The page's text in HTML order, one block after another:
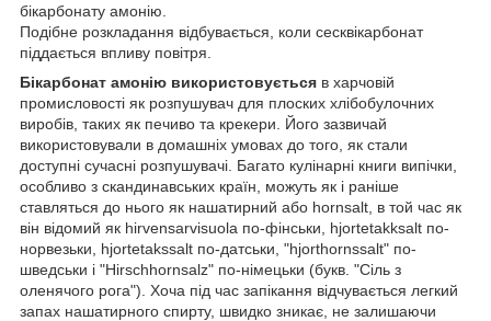
бікарбонату амонію.
Подібне розкладання відбувається, коли сесквікарбонат
піддається впливу повітря.
Бікарбонат амонію використовується в харчовій
промисловості як розпушувач для плоских хлібобулочних
виробів, таких як печиво та крекери. Його зазвичай
використовували в домашніх умовах до того, як стали
доступні сучасні розпушувачі. Багато кулінарні книги випічки,
особливо з скандинавських країн, можуть як і раніше
ставляться до нього як нашатирний або hornsalt, в той час як
він відомий як hirvensarvisuola по-фінськи, hjortetakksalt по-
норвезьки, hjortetakssalt по-датськи, "hjorthornssalt" по-
шведськи і "Hirschhornsalz" по-німецьки (букв. "Сіль з
оленячого рога"). Хоча під час запікання відчувається легкий
запах нашатирного спирту, швидко зникає, не залишаючи